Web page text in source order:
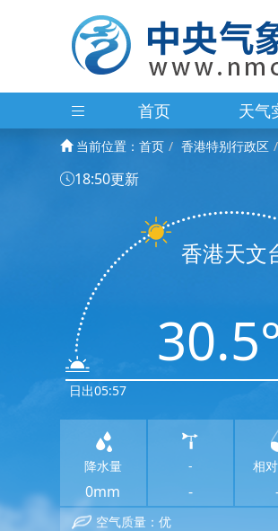
首页 天气
当前位置： 首页 香港特别行政区
18:50更新
日出05:57
香港天文
降水量
0mm
-
-
相
空气质量：优